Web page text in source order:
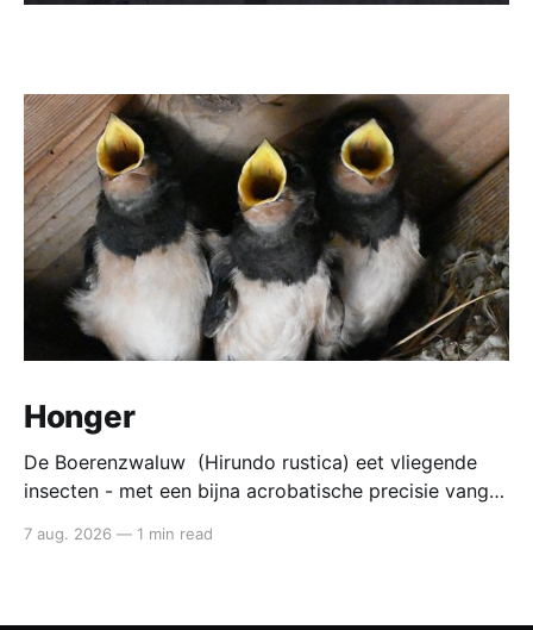
Honger
De Boerenzwaluw (Hirundo rustica) eet vliegende
insecten - met een bijna acrobatische precisie vangt
De boerenzwaluw jaagt altijd in de lucht. Zijn hele
7 aug. 2026 — 1 min read